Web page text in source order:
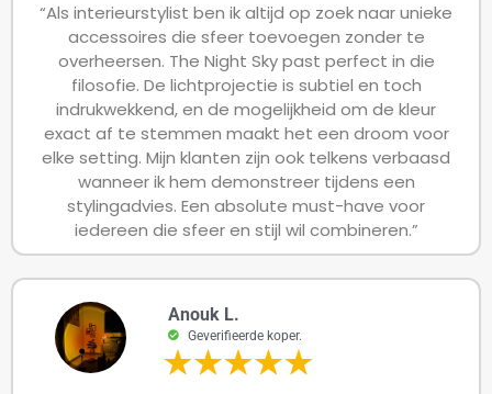
“Als interieurstylist ben ik altijd op zoek naar unieke
accessoires die sfeer toevoegen zonder te
overheersen. The Night Sky past perfect in die
filosofie. De lichtprojectie is subtiel en toch
indrukwekkend, en de mogelijkheid om de kleur
exact af te stemmen maakt het een droom voor
elke setting. Mijn klanten zijn ook telkens verbaasd
wanneer ik hem demonstreer tijdens een
stylingadvies. Een absolute must-have voor
iedereen die sfeer en stijl wil combineren.”
Anouk L.
Geverifieerde koper.